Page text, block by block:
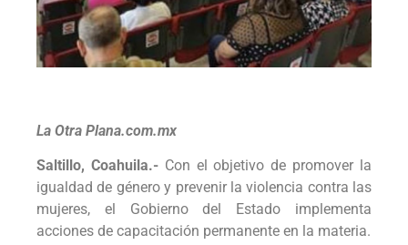
La Otra Plana.com.mx
Saltillo, Coahuila.-Con el objetivo de promover la
igualdad de género y prevenir la violencia contra las
mujeres, el Gobierno del Estado implementa
acciones de capacitación permanente en la materia.